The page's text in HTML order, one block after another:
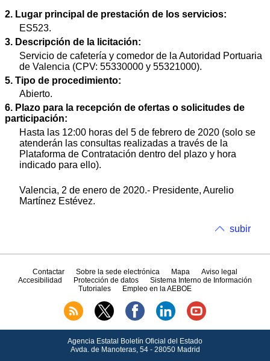
2. Lugar principal de prestación de los servicios:
ES523.
3. Descripción de la licitación:
Servicio de cafetería y comedor de la Autoridad Portuaria
de Valencia (CPV: 55330000 y 55321000).
5. Tipo de procedimiento:
Abierto.
6. Plazo para la recepción de ofertas o solicitudes de
participación:
Hasta las 12:00 horas del 5 de febrero de 2020 (solo se
atenderán las consultas realizadas a través de la
Plataforma de Contratación dentro del plazo y hora
indicado para ello).
Valencia, 2 de enero de 2020.- Presidente, Aurelio
Martínez Estévez.
subir
Contactar Sobre la sede electrónica Mapa
Aviso legal
Accesibilidad
Protección de datos
Sistema Interno de Información
Tutoriales
Empleo en la AEBOE
Agencia Estatal Boletín Oficial del Estado
Avda.de Manoteras, 54 - 28050 Madrid